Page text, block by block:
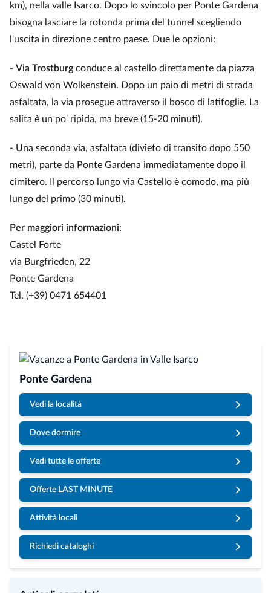
km), nella valle Isarco. Dopo lo svincolo per Ponte Gardena
bisogna lasciare la rotonda prima del tunnel scegliendo
l'uscita in direzione centro paese. Due le opzioni:
- Via Trostburg conduce al castello direttamente da piazza
Oswald von Wolkenstein. Dopo un paio di metri di strada
asfaltata, la via prosegue attraverso il bosco di latifoglie. La
salita è un po' ripida, ma breve (15-20 minuti).
- Una seconda via, asfaltata (divieto di transito dopo 550
metri), parte da Ponte Gardena immediatamente dopo il
cimitero. Il percorso lungo via Castello è comodo, ma più
lungo del primo (30 minuti).
Per maggiori informazioni:
Castel Forte
via Burgfrieden, 22
Ponte Gardena
Tel. (+39) 0471 654401
Ponte Gardena
Vedi la località
Dove dormire
Vedi tutte le offerte
Offerte LAST MINUTE
Attività locali
Richiedi cataloghi